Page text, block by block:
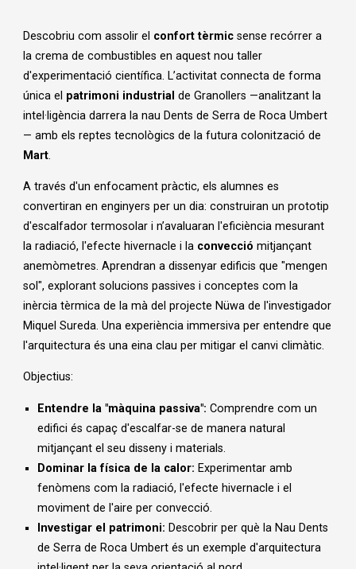
Descobriu com assolir el confort tèrmic sense recórrer a
la crema de combustibles en aquest nou taller
d'experimentació científica. L’activitat connecta de forma
única el patrimoni industrial de Granollers —analitzant la
intel·ligència darrera la nau Dents de Serra de Roca Umbert
— amb els reptes tecnològics de la futura colonització de
Mart.
A través d'un enfocament pràctic, els alumnes es
convertiran en enginyers per un dia: construiran un prototip
d'escalfador termosolar i n’avaluaran l'eficiència mesurant
la radiació, l'efecte hivernacle i la convecció mitjançant
anemòmetres. Aprendran a dissenyar edificis que "mengen
sol", explorant solucions passives i conceptes com la
inèrcia tèrmica de la mà del projecte Nüwa de l'investigador
Miquel Sureda. Una experiència immersiva per entendre que
l'arquitectura és una eina clau per mitigar el canvi climàtic.
Objectius:
Entendre la "màquina passiva": Comprendre com un
edifici és capaç d'escalfar-se de manera natural
mitjançant el seu disseny i materials.
Dominar la física de la calor: Experimentar amb
fenòmens com la radiació, l'efecte hivernacle i el
moviment de l'aire per convecció.
Investigar el patrimoni: Descobrir per què la Nau Dents
de Serra de Roca Umbert és un exemple d'arquitectura